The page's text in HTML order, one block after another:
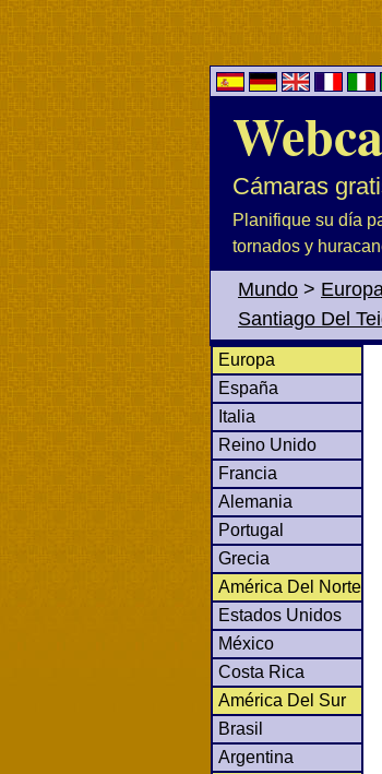
Cámaras
Planifique su día
tornados y
Mundo >
Santiago Del
Europa
España
Italia
Reino Unido
Francia
Alemania
Portugal
Grecia
América Del Norte
Estados Unidos
México
Costa Rica
América Del Sur
Brasil
Argentina